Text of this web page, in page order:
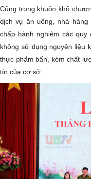
Cũng trong khuôn khổ
dịch vụ ăn uống, nhà
chấp hành nghiêm các
không sử dụng nguyên liệu
thực phẩm bẩn, kém chất
tín của cơ sở.